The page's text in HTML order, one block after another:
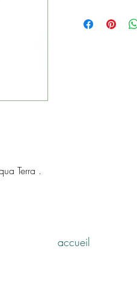
Terra .
accueil